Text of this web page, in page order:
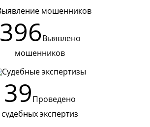
396Выявлено
мошенников
39Проведено
судебных экспертиз